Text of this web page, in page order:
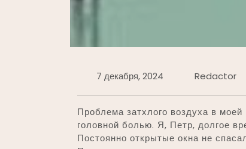
7 декабря, 2024 Redactor
Проблема затхлого воздуха в
головной болью. Я, Петр, долгое
Постоянно открытые окна не